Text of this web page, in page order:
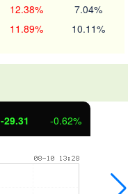
12.38% 7.04%
11.89% 10.11%
-29.31 -0.62%